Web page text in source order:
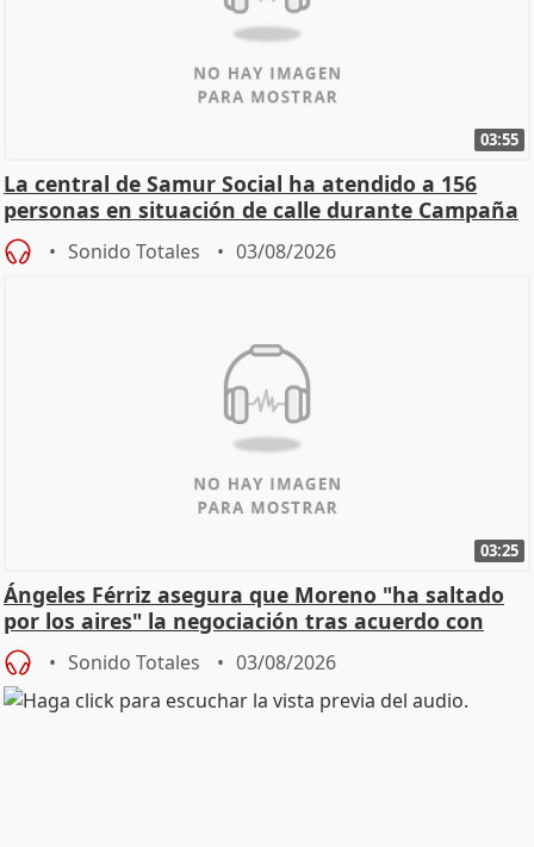
03:55
La central de Samur Social ha atendido a 156
personas en situación de calle durante Campaña
de Calor
Sonido Totales 03/08/2026
03:25
Ángeles Férriz asegura que Moreno "ha saltado
por los aires" la negociación tras acuerdo con
SMA
Sonido Totales 03/08/2026